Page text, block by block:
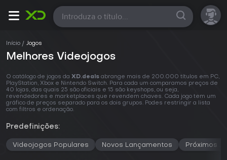
Todas
Todas
Início Jogos
Melhores Videojogos
O catálogo de jogos da XD.deals abrange mais de 200.000 títulos em PC,
PlayStation, Xbox e Nintendo Switch. Para cada um comparamos preços de
40 lojas, das quais 25 são oficiais e 15 são keyshops, ou seja,
revendedores e marketplaces que revendem chaves. Cada jogo tem um
gráfico de preços separado para os dois grupos. Podes restringir a lista
com filtros e ordenação.
Predefinições:
Videojogos Populares Novos Lançamentos Próximos